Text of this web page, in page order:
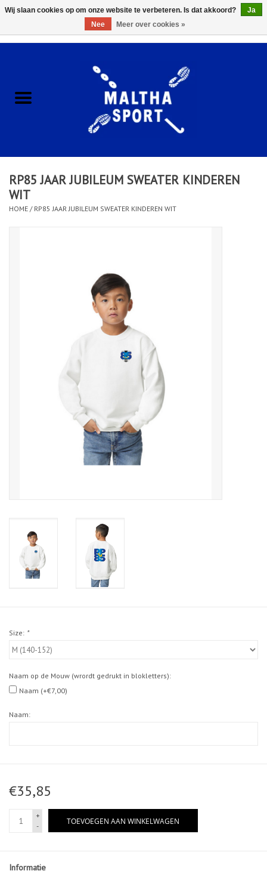
ACCESSOIRES/HARDWARE
KLEDING
CLUBSHOPS
RP85 JAAR JUBILEUM SWEATER KINDEREN
WIT
HOME / RP85 JAAR JUBILEUM SWEATER KINDEREN WIT
Size: *
Naam op de Mouw (wrordt gedrukt in blokletters):
Naam (+€7,00)
Naam:
€35,85
+
-
TOEVOEGEN AAN WINKELWAGEN
Informatie
Wij slaan cookies op om onze website te verbeteren. Is dat akkoord?
Ja
Nee
Meer over cookies »